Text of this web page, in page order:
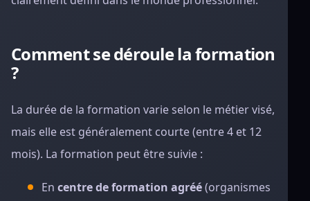
Comment se déroule la formation
?
La durée de la formation varie selon le métier visé,
mais elle est généralement courte (entre 4 et 12
mois). La formation peut être suivie :
En centre de formation agréé(organismes